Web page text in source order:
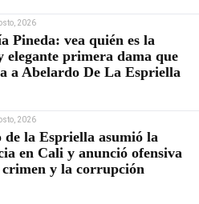
2026
Pineda: vea quién es la
elegante primera dama que
a Abelardo De La Espriella
2026
de la Espriella asumió la
en Cali y anunció ofensiva
y la corrupción